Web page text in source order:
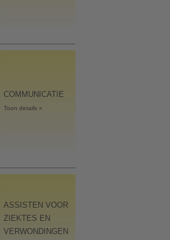
COMMUNICATIE
Toon details »
ASSISTEN VOOR
ZIEKTES EN
VERWONDINGEN